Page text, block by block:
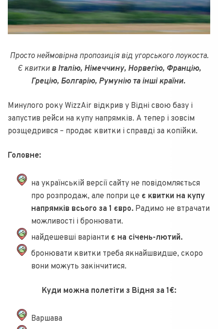
Просто неймовірна пропозиція від угорського лоукоста.
Є квитки в Італію, Німеччину, Норвегію, Францію,
Грецію, Болгарію, Румунію та інші країни.
Минулого року WizzAir відкрив у Відні свою базу і
запустив рейси на купу напрямків. А тепер і зовсім
розщедрився – продає квитки і справді за копійки.
Головне:
на українській версії сайту не повідомляється
про розпродаж, але попри це є квитки на купу
напрямків всього за 1 євро. Радимо не втрачати
можливості і бронювати.
найдешевші варіанти є на січень-лютий.
бронювати квитки треба якнайшвидше, скоро
вони можуть закінчитися.
Куди можна полетіти з Відня за 1€:
Варшава